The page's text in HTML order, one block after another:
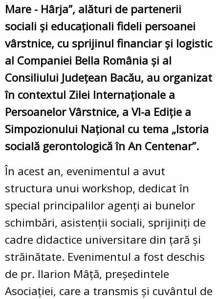
Mare - Hârja”, alături de partenerii
sociali și educaționali fideli persoanei
vârstnice, cu sprijinul financiar și logistic
al Companiei Bella România și al
Consiliului Județean Bacău, au organizat
în contextul Zilei Internaționale a
Persoanelor Vârstnice, a VI-a Ediție a
Simpozionului Național cu tema „Istoria
socială gerontologică în An Centenar”.
În acest an, evenimentul a avut
structura unui workshop, dedicat în
special principalilor agenți ai bunelor
schimbări, asistenții sociali, sprijiniți de
cadre didactice universitare din țară și
străinătate. Evenimentul a fost deschis
de pr. Ilarion Mâță, președintele
Asociației, care a transmis şi cuvântul de